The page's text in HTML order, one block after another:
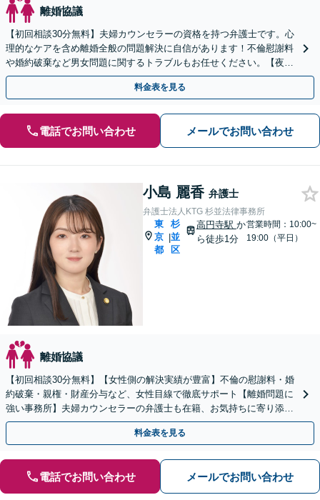
離婚協議
【初回相談30分無料】夫婦カウンセラーの資格を持つ弁護士です。心
理的なケアを含め離婚全般の問題解決に自信があります！不倫慰謝料
や婚約破棄など男女問題に関するトラブルもお任せください。【夜
間・土日相談可】【お子様連れOK】
料金表を見る
電話でお問い合わせ メールでお問い合わせ
小島 麗香 弁護士
弁護士法人KTG 杉並法律事務所
東
京
都
|
杉
並
区
高円寺駅 か
ら徒歩1分
営業時間：10:00~
19:00（平日）
離婚協議
【初回相談30分無料】【女性側の解決実績が豊富】不倫の慰謝料・婚
約破棄・親権・財産分与など、女性目線で徹底サポート【離婚問題に
強い事務所】夫婦カウンセラーの弁護士も在籍、お気持ちに寄り添っ
て解決策をご提案【お子様連れ】【土日祝・夜間面談可】
料金表を見る
電話でお問い合わせ メールでお問い合わせ